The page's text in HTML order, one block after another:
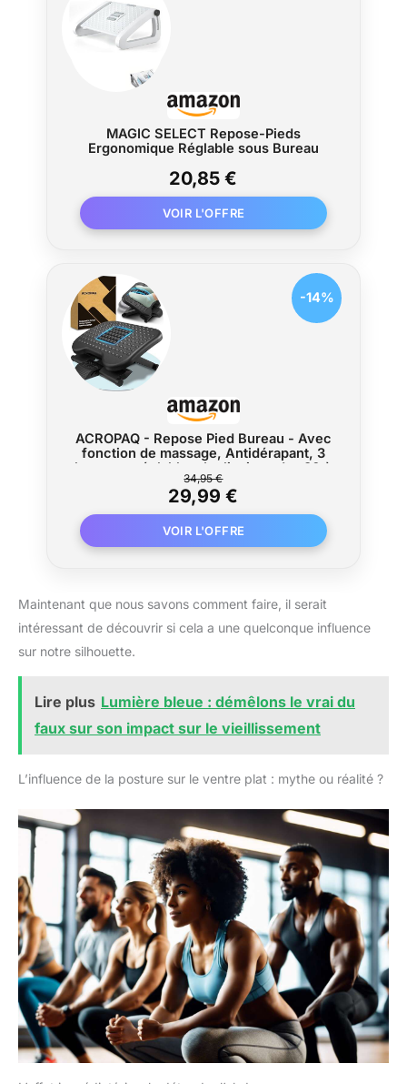
MAGIC SELECT Repose-Pieds
Ergonomique Réglable sous Bureau
20,85 €
ACROPAQ - Repose Pied Bureau - Avec
fonction de massage, Antidérapant, 3
hauteurs réglables, Inclinaison de -30 à
+30 degrés - Repose pieds
ergonomique, Repose-pieds - Gris
34,95 €
29,99 €
-14%
Maintenant que nous savons comment faire, il serait
intéressant de découvrir si cela a une quelconque influence
sur notre silhouette.
Lire plus Lumière bleue : démêlons le vrai du
faux sur son impact sur le vieillissement
L’influence de la posture sur le ventre plat : mythe ou réalité ?